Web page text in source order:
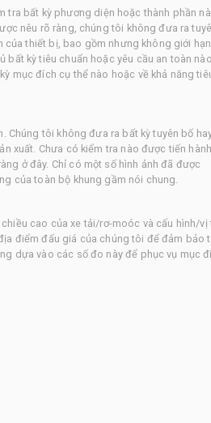
tra bất kỳ phương diện hoặc thành phần
nêu rõ ràng, chúng tôi không đưa ra
của thiết bị, bao gồm nhưng không giới
bất kỳ tiêu chuẩn hoặc yêu cầu an toàn nào
mục đích cụ thể nào hoặc về khả năng
Chúng tôi không đưa ra bất kỳ tuyên bố
xuất. Chưa có kiểm tra nào được tiến hành
ở đây. Chỉ có một số hình ảnh đã được
của toàn bộ khung gầm nói chung.
cao của xe tải/rơ-moóc và cấu hình/vị
điểm đấu giá của chúng tôi để đảm bảo
dựa vào các số đo này để phục vụ mục